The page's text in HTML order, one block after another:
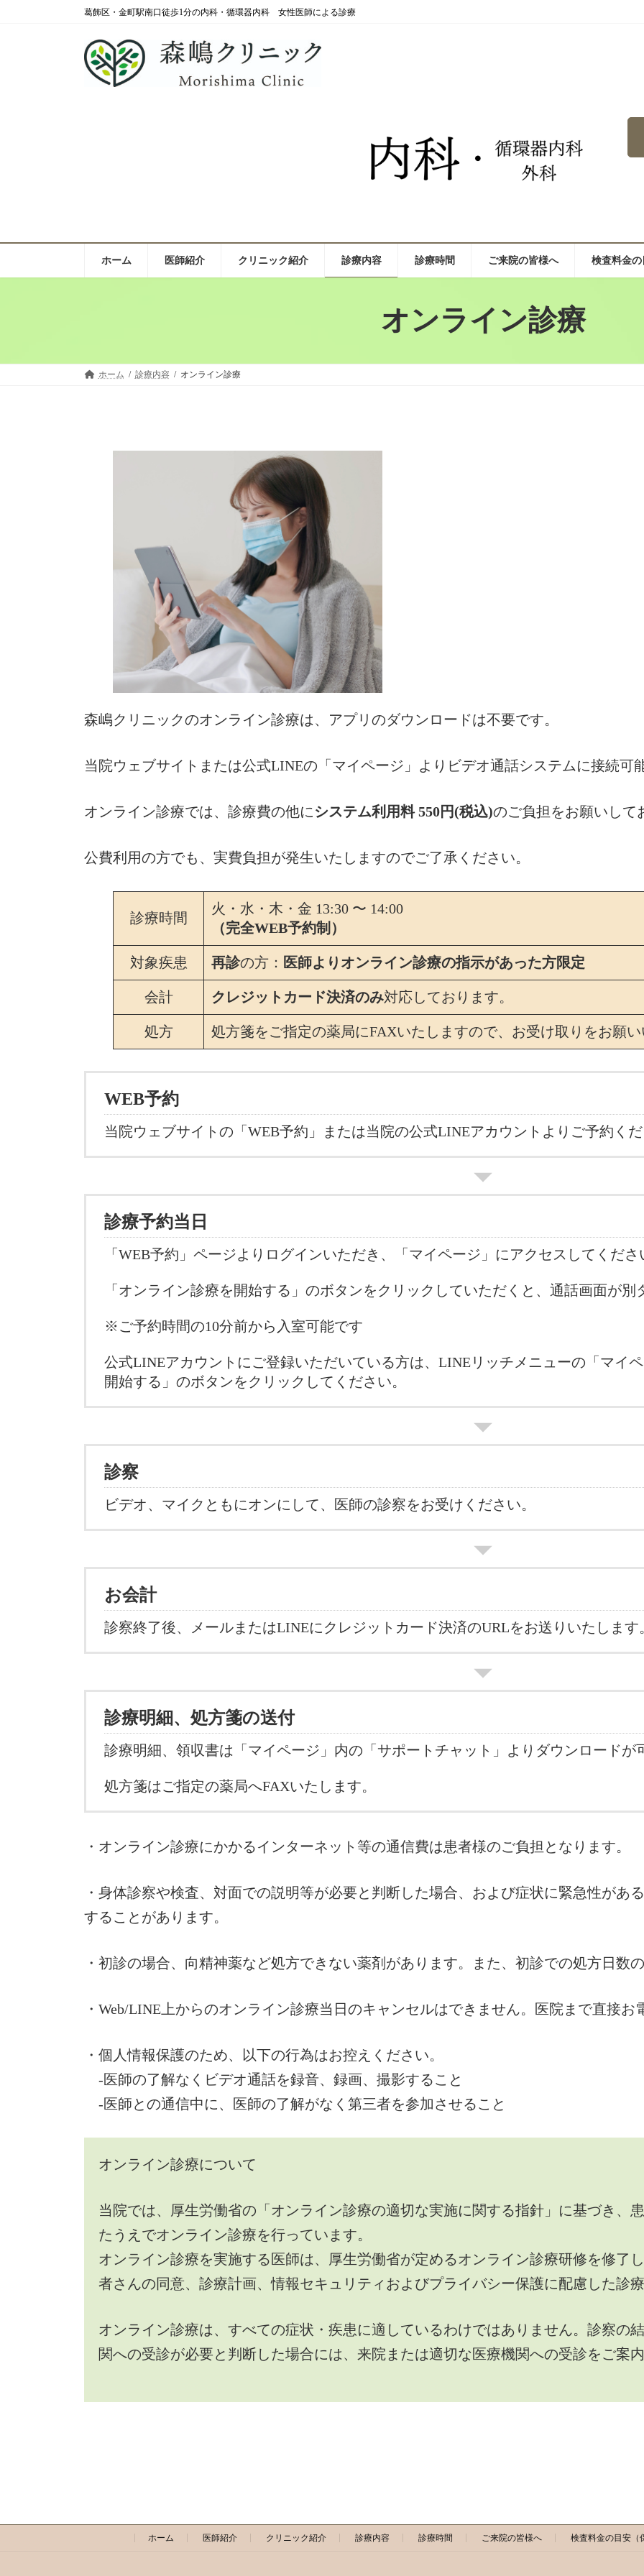
葛飾区・金町駅南口徒歩1分の内科・循環器内科 女性医師による診療
ホーム 医師紹介 クリニック紹介 診療内容 診療時間 ご来院の皆様へ 検査料金の
オンライン診療
ホーム 診療内容 オンライン診療
森嶋クリニックのオンライン診療は、アプリのダウンロードは不要です。
当院ウェブサイトまたは公式LINEの「マイページ」よりビデオ通話システムに接続可
オンライン診療では、診療費の他にシステム利用料 550円(税込)のご負担をお願いして
公費利用の方でも、実費負担が発生いたしますのでご了承ください。
診療時間
火・水・木・金 13:30 〜 14:00
（完全WEB予約制）
対象疾患 再診の方： 医師よりオンライン診療の指示があった方限定
会計 クレジットカード決済のみ対応しております。
処方 処方箋をご指定の薬局にFAXいたしますので、お受け取りをお願
WEB予約
当院ウェブサイトの「WEB予約」または当院の公式LINEアカウントよりご予約くだ
診療予約当日
「WEB予約」ページよりログインいただき、「マイページ」にアクセスしてくださ
「オンライン診療を開始する」のボタンをクリックしていただくと、通話画面が
※ご予約時間の10分前から入室可能です
公式LINEアカウントにご登録いただいている方は、LINEリッチメニューの「マイ
開始する」のボタンをクリックしてください。
診察
ビデオ、マイクともにオンにして、医師の診察をお受けください。
お会計
診察終了後、メールまたはLINEにクレジットカード決済のURLをお送りいたします
診療明細、処方箋の送付
診療明細、領収書は「マイページ」内の「サポートチャット」よりダウンロードが
処方箋はご指定の薬局へFAXいたします。
・オンライン診療にかかるインターネット等の通信費は患者様のご負担となります。
・身体診察や検査、対面での説明等が必要と判断した場合、および症状に緊急性があ
することがあります。
・初診の場合、向精神薬など処方できない薬剤があります。また、初診での処方日数
・Web/LINE上からのオンライン診療当日のキャンセルはできません。医院まで直接お
・個人情報保護のため、以下の行為はお控えください。
-医師の了解なくビデオ通話を録音、録画、撮影すること
-医師との通信中に、医師の了解がなく第三者を参加させること
オンライン診療について
当院では、厚生労働省の「オンライン診療の適切な実施に関する指針」に基づき、
たうえでオンライン診療を行っています。
オンライン診療を実施する医師は、厚生労働省が定めるオンライン診療研修を修了
者さんの同意、診療計画、情報セキュリティおよびプライバシー保護に配慮した診
オンライン診療は、すべての症状・疾患に適しているわけではありません。診察の
関への受診が必要と判断した場合には、来院または適切な医療機関への受診をご案内
ホーム 医師紹介 クリニック紹介 診療内容 診療時間 ご来院の皆様へ 検査料金の目安（